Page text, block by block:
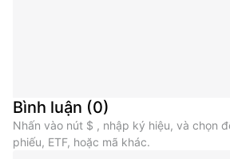
Bình luận (0)
Nhấn vào nút $ , nhập ký hiệu, và chọn
phiếu, ETF, hoặc mã khác.